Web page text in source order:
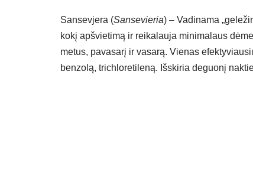
Sansevjera (Sansevieria) – Vadinama
kokį apšvietimą ir reikalauja minimalaus
metus, pavasarį ir vasarą. Vienas
benzolą, trichloretileną. Išskiria deguonį